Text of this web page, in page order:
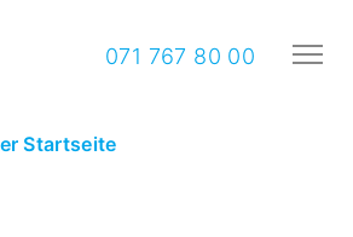
071 767 80 00
Startseite